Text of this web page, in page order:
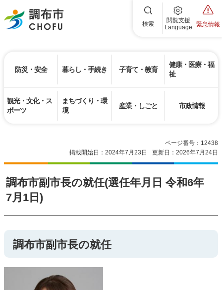
調布市 検索
閲覧支援
Language
緊急情報
防災・安全 暮らし・手続き 子育て・教育
健康・医療・福
祉
観光・文化・ス
ポーツ
まちづくり・環
境
産業・しごと 市政情報
ページ番号：12438
掲載開始日：2024年7月23日
更新日：2026年7月24日
調布市副市長の就任(選任年月日 令和6年
7月1日)
調布市副市長の就任